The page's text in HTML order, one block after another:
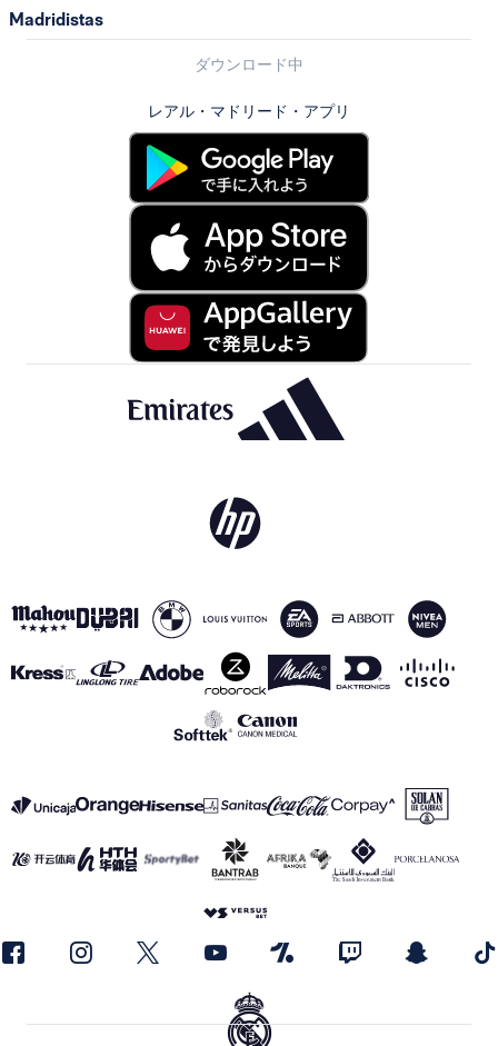
Madridistas
ダウンロード中
レアル・マドリード・アプリ